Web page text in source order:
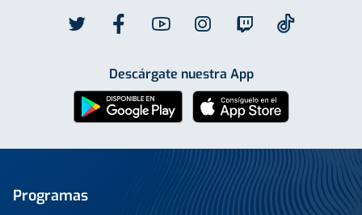
Descárgate nuestra App
Programas